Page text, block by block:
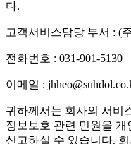
다.
고객서비스담당 부서 : (
전화번호 : 031-901-5130
이메일 :
귀하께서는 회사의 서비
정보보호 관련 민원을
신고하실 수 있습니다.